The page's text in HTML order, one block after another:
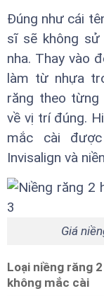
Đúng như cái
sĩ sẽ không
nha. Thay vào
làm từ nhựa
răng theo
về vị trí đúng.
mắc cài
Invisalign và
Giá
Loại niềng răng
không mắc cài